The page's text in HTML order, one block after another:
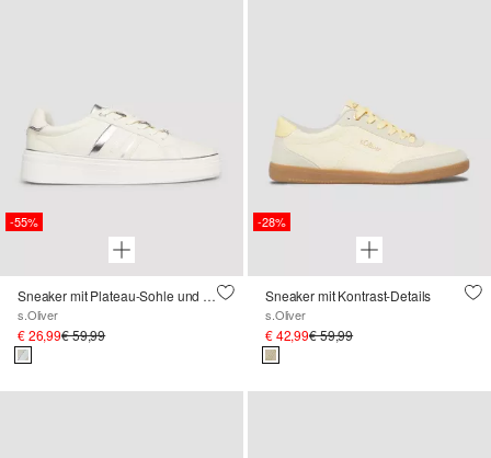
-55%
Sneaker mit Plateau-Sohle und Logo-Detail
s.Oliver
€ 26,99€ 59,99
-28%
Sneaker mit Kontrast-Details
s.Oliver
€ 42,99€ 59,99